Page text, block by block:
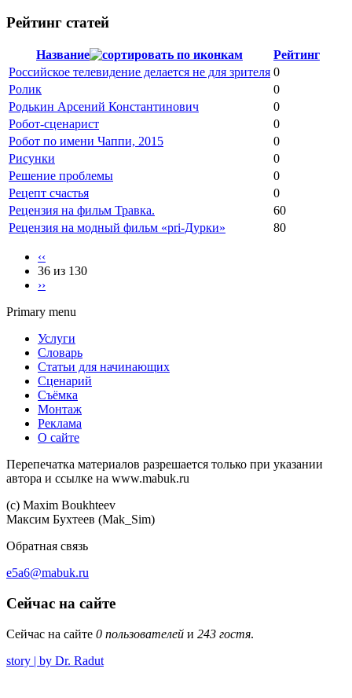
Рейтинг статей
Название
Рейтинг
Российское телевидение делается не для зрителя 0
Ролик
0
Родькин Арсений Константинович
0
Робот-сценарист
0
Робот по имени Чаппи, 2015
0
Рисунки
0
Решение проблемы
0
Рецепт счастья
0
Рецензия на фильм Травка.
60
Рецензия на модный фильм «pri-Дурки»
80
‹‹
36 из 130
››
Primary menu
Услуги
Словарь
Статьи для начинающих
Сценарий
Съёмка
Монтаж
Реклама
О сайте
Перепечатка материалов разрешается только при указании
автора и ссылке на www.mabuk.ru
(c) Maхim Boukhteev
Максим Бухтеев (Mak_Sim)
Обратная связь
e5a6@mabuk.ru
Сейчас на сайте
Сейчас на сайте 0 пользователей и 243 гостя.
story | by Dr. Radut